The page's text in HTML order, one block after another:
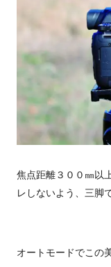
焦点距離３００㎜以
レしないよう、三脚
オートモードでこの